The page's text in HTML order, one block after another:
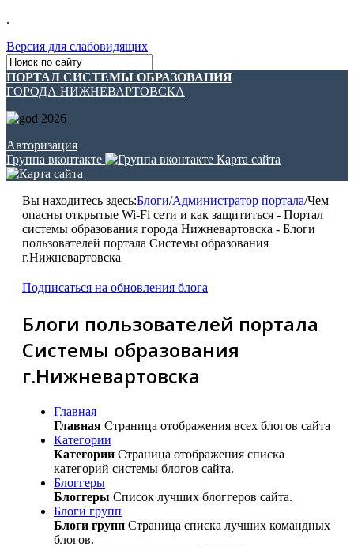
.
Версия для слабовидящих
ПОРТАЛ СИСТЕМЫ ОБРАЗОВАНИЯ
ГОРОДА НИЖНЕВАРТОВСКА
Авторизация
Группа вконтакте
Карта сайта
Вы находитесь здесь:Блоги/Администратор портала/Чем
опасны открытые Wi-Fi сети и как защититься - Портал
системы образования города Нижневартовска - Блоги
пользователей портала Системы образования
г.Нижневартовска
Подписаться на обновления блога
Блоги пользователей портала
Системы образования
г.Нижневартовска
Главная
Главная Страница отображения всех блогов сайта
Категории
Категории Страница отображения списка
категорий системы блогов сайта.
Блоггеры
Блоггеры Список лучших блоггеров сайта.
Блоги групп
Блоги групп Страница списка лучших командных
блогов.